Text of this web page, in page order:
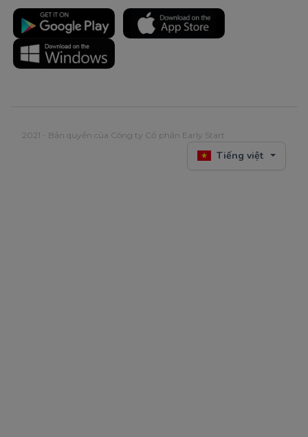
2021 - Bản quyền của Công ty Cổ phần Early Start
Tiếng việt